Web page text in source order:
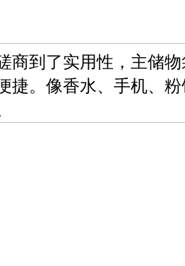
商到了实用性，主储
捷。像香水、手机、